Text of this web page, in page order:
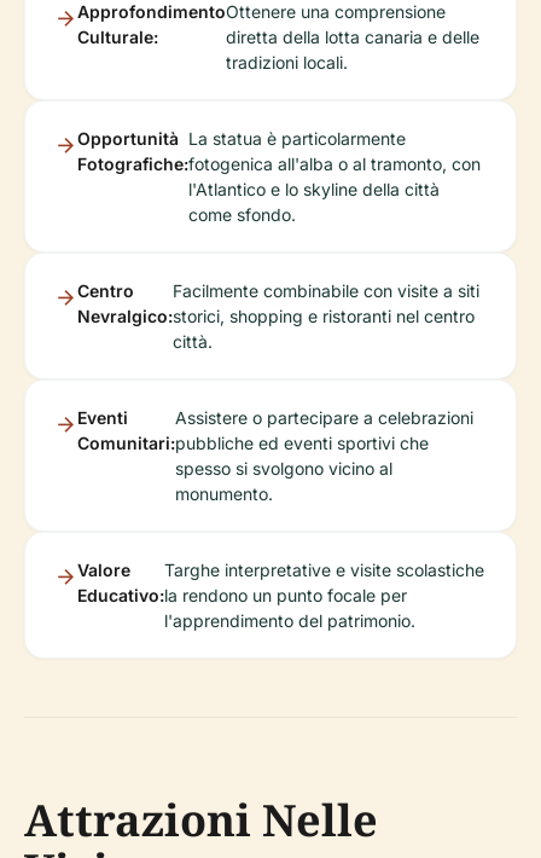
Approfondimento
Culturale:
Ottenere una comprensione
diretta della lotta canaria e delle
tradizioni locali.
Opportunità
Fotografiche:
La statua è particolarmente
fotogenica all'alba o al tramonto, con
l'Atlantico e lo skyline della città
come sfondo.
Centro
Nevralgico:
Facilmente combinabile con visite a siti
storici, shopping e ristoranti nel centro
città.
Eventi
Comunitari:
Assistere o partecipare a celebrazioni
pubbliche ed eventi sportivi che
spesso si svolgono vicino al
monumento.
Valore
Educativo:
Targhe interpretative e visite scolastiche
la rendono un punto focale per
l'apprendimento del patrimonio.
Attrazioni Nelle